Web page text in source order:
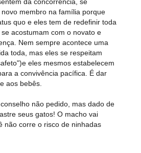
membro na família porque
quo e eles tem de redefinir toda
acostumam com o novato e
Nem sempre acontece uma
toda, mas eles se respeitam
eles mesmos estabelecem
a convivência pacífica. É dar
aos bebês.
não pedido, mas dado de
seus gatos! O macho vai
não corre o risco de ninhadas